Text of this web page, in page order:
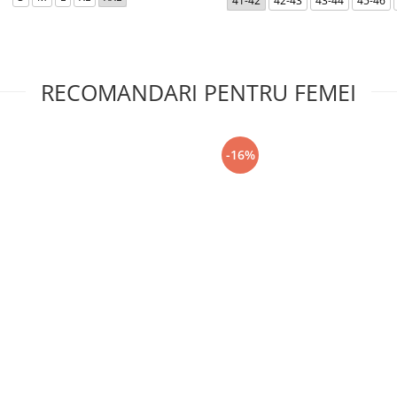
RECOMANDARI PENTRU FEMEI
-16%